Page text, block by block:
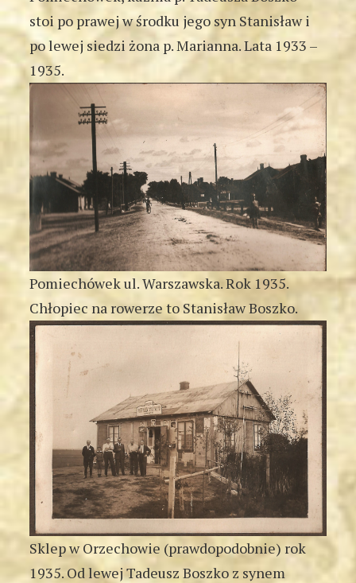
stoi po prawej w środku jego syn Stanisław i
po lewej siedzi żona p. Marianna. Lata 1933 –
1935.
Pomiechówek ul. Warszawska. Rok 1935.
Chłopiec na rowerze to Stanisław Boszko.
Sklep w Orzechowie (prawdopodobnie) rok
1935. Od lewej Tadeusz Boszko z synem